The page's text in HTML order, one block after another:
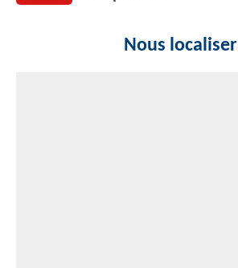
Nous localiser